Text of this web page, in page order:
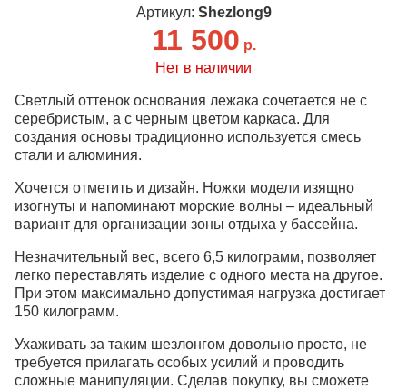
Артикул: Shezlong9
11 500 р.
Нет в наличии
Светлый оттенок основания лежака сочетается не с
серебристым, а с черным цветом каркаса. Для
создания основы традиционно используется смесь
стали и алюминия.
Хочется отметить и дизайн. Ножки модели изящно
изогнуты и напоминают морские волны – идеальный
вариант для организации зоны отдыха у бассейна.
Незначительный вес, всего 6,5 килограмм, позволяет
легко переставлять изделие с одного места на другое.
При этом максимально допустимая нагрузка достигает
150 килограмм.
Ухаживать за таким шезлонгом довольно просто, не
требуется прилагать особых усилий и проводить
сложные манипуляции. Сделав покупку, вы сможете